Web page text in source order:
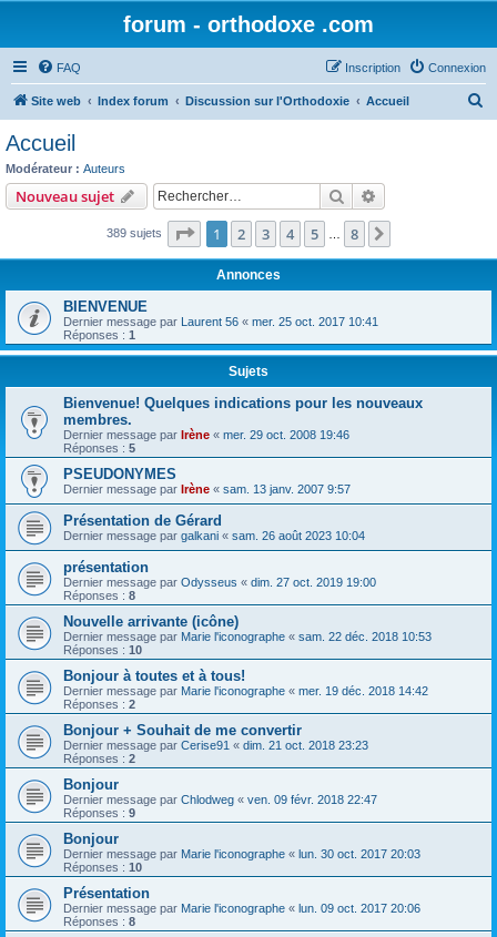
forum - orthodoxe .com
FAQ Connexion
Inscription
Site web Index forum Discussion sur l'Orthodoxie Accueil
c
Accueil
Modérateur : Auteurs
Nouveau sujet Rechercher
389 sujets Page 1sur8
1 2 3 4 5 8
Annonces
BIENVENUE
Dernier message par Laurent 56 « mer. 25 oct. 2017 10:41
Réponses : 1
Sujets
Bienvenue! Quelques indications pour les nouveaux
membres.
Dernier message par Irène « mer. 29 oct. 2008 19:46
Réponses : 5
PSEUDONYMES
Dernier message par Irène « sam. 13 janv. 2007 9:57
Présentation de Gérard
Dernier message par galkani « sam. 26 août 2023 10:04
présentation
Dernier message par Odysseus « dim. 27 oct. 2019 19:00
Réponses : 8
Nouvelle arrivante (icône)
Dernier message par Marie l'iconographe « sam. 22 déc. 2018 10:53
Réponses : 10
Bonjour à toutes et à tous!
Dernier message par Marie l'iconographe « mer. 19 déc. 2018 14:42
Réponses : 2
Bonjour + Souhait de me convertir
Dernier message par Cerise91 « dim. 21 oct. 2018 23:23
Réponses : 2
Bonjour
Dernier message par Chlodweg « ven. 09 févr. 2018 22:47
Réponses : 9
Bonjour
Dernier message par Marie l'iconographe « lun. 30 oct. 2017 20:03
Réponses : 10
Présentation
Dernier message par Marie l'iconographe « lun. 09 oct. 2017 20:06
Réponses : 8